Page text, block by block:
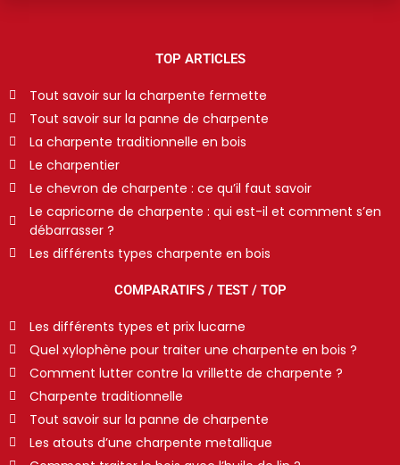
TOP ARTICLES
Tout savoir sur la charpente fermette
Tout savoir sur la panne de charpente
La charpente traditionnelle en bois
Le charpentier
Le chevron de charpente : ce qu’il faut savoir
Le capricorne de charpente : qui est-il et comment s’en
débarrasser ?
Les différents types charpente en bois
COMPARATIFS / TEST / TOP
Les différents types et prix lucarne
Quel xylophène pour traiter une charpente en bois ?
Comment lutter contre la vrillette de charpente ?
Charpente traditionnelle
Tout savoir sur la panne de charpente
Les atouts d’une charpente metallique